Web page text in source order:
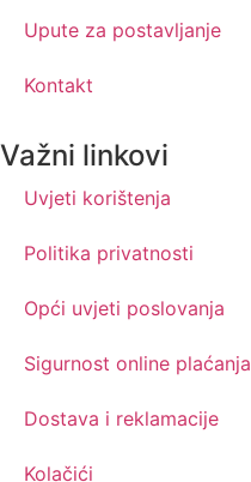
Upute za postavljanje
Kontakt
Važni linkovi
Uvjeti korištenja
Politika privatnosti
Opći uvjeti poslovanja
Sigurnost online plaćanja
Dostava i reklamacije
Kolačići